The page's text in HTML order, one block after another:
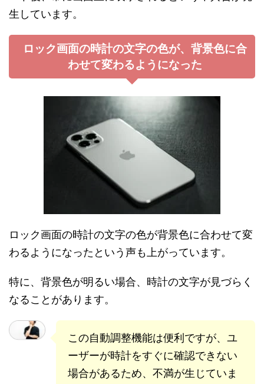
生しています。
ロック画面の時計の文字の色が、背景色に合
わせて変わるようになった
ロック画面の時計の文字の色が背景色に合わせて変
わるようになったという声も上がっています。
特に、背景色が明るい場合、時計の文字が見づらく
なることがあります。
この自動調整機能は便利ですが、ユ
ーザーが時計をすぐに確認できない
場合があるため、不満が生じていま